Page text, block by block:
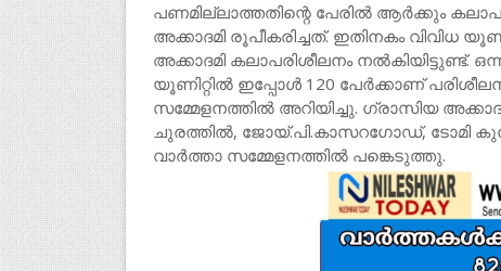
പണമില്ലാത്തതിന്റെ പേരിൽ ആർക്കും
അക്കാദമി രൂപീകരിച്ചത്. ഇതിനകം വിവിധ
അക്കാദമി കലാപരിശീലനം നൽകിയിട്ടുണ്ട്.
യൂണിറ്റിൽ ഇപ്പോൾ 120 പേർക്കാണ്
സമ്മേളനത്തിൽ അറിയിച്ചു. ഗ്രാസിയ
ചുരത്തിൽ, ജോയ്.പി.കാസറഗോഡ്, ടോമി
വാർത്താ സമ്മേളനത്തിൽ പങ്കെടുത്തു.